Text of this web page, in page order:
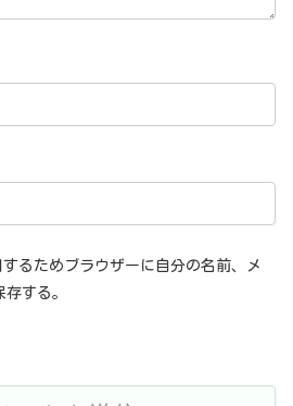
るためブラウザーに自分の名前、メ
する。